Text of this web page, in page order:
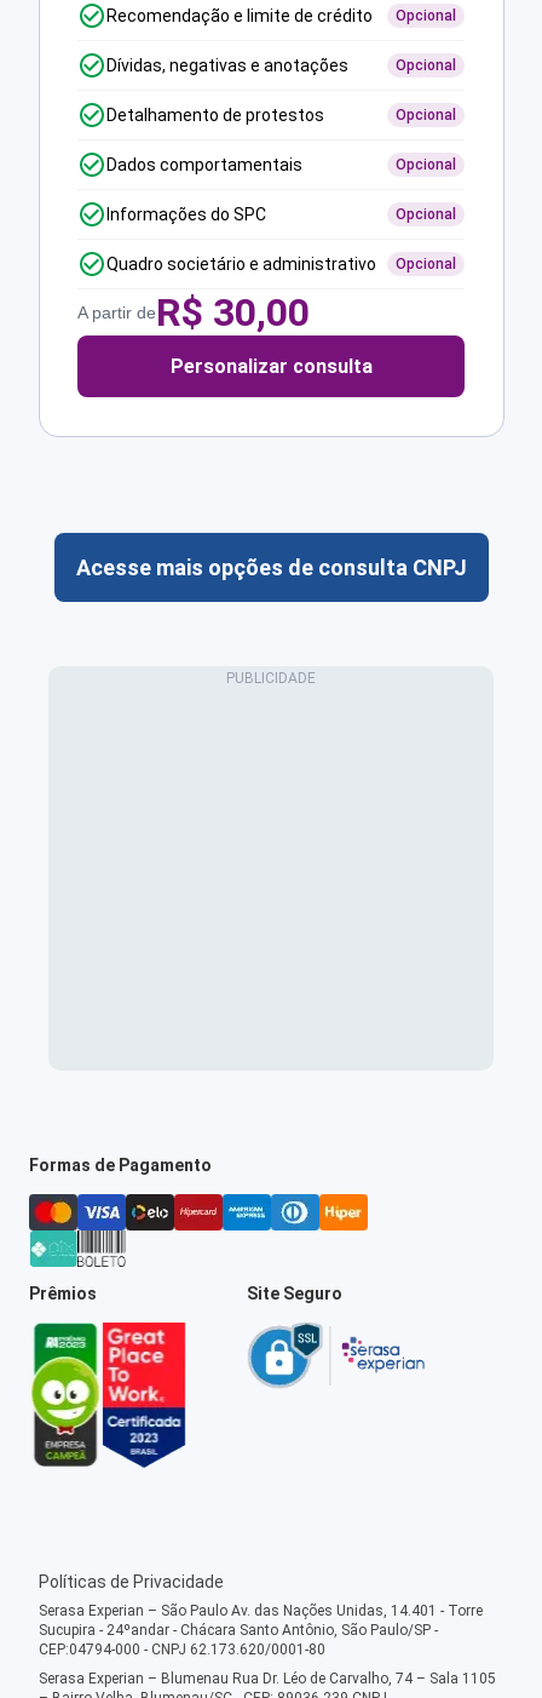
Recomendação e limite de crédito Opcional
Dívidas, negativas e anotações Opcional
Detalhamento de protestos Opcional
Dados comportamentais Opcional
Informações do SPC Opcional
Quadro societário e administrativo Opcional
A partir deR$ 30,00
Personalizar consulta
Acesse mais opções de consulta CNPJ
Formas de Pagamento
Prêmios Site Seguro
Políticas de Privacidade
Serasa Experian – São Paulo Av. das Nações Unidas, 14.401 - Torre
Sucupira - 24ºandar - Chácara Santo Antônio, São Paulo/SP -
CEP:04794-000 - CNPJ 62.173.620/0001-80
Serasa Experian – Blumenau Rua Dr. Léo de Carvalho, 74 – Sala 1105